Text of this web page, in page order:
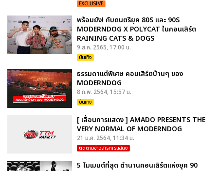
EXCLUSIVE
พร้อมยัง! กับดนตรียุค 80S และ 90S
MODERNDOG X POLYCAT ในคอนเสิร์ต
RAINING CATS & DOGS
9 ส.ค. 2565, 17:00 น.
บันเทิง
ธรรมดาแต่พิเศษ คอนเสิร์ตบ้านๆ ของ
MODERNDOG
8 ก.พ. 2564, 15:57 น.
บันเทิง
[ เลื่อนการแสดง ] AMADO PRESENTS THE
VERY NORMAL OF MODERNDOG
21 ม.ค. 2564, 11:34 น.
ติดตามข่าวสารการแสดง
5 โมเมนต์ที่สุด ตำนานคอนเสิร์ตแห่งยุค 90